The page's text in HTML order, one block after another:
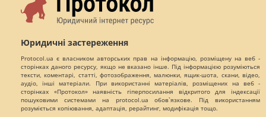
Юридичні застереження
Protocol.ua є власником авторських прав на інформацію, розміщену на веб -
сторінках даного ресурсу, якщо не вказано інше. Під інформацією розуміються
тексти, коментарі, статті, фотозображення, малюнки, ящик-шота, скани, відео,
аудіо, інші матеріали. При використанні матеріалів, розміщених на веб -
сторінках «Протокол» наявність гіперпосилання відкритого для індексації
пошуковими системами на protocol.ua обов`язкове. Під використанням
розуміється копіювання, адаптація, рерайтинг, модифікація тощо.